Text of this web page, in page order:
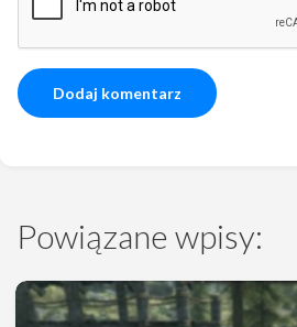
Powiązane wpisy: